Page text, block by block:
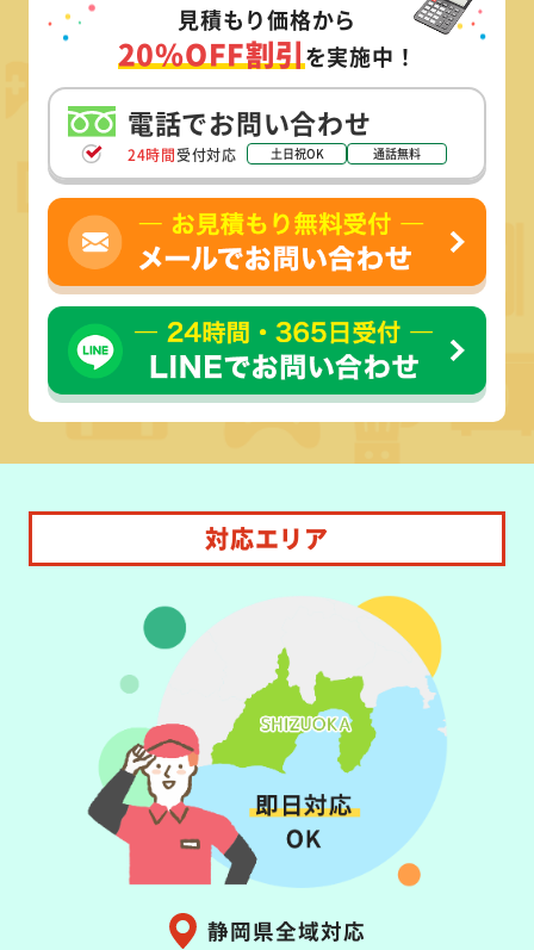
見積もり価格から
20%OFF割引を実施中！
電話でお問い合わせ
24時間受付対応 土日祝OK 通話無料
対応エリア
静岡県全域対応